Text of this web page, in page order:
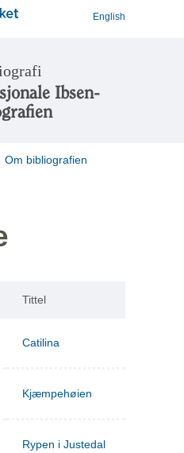
English
Ibsen-
Om bibliografien
Tittel
Catilina
Kjæmpehøien
Rypen i Justedal